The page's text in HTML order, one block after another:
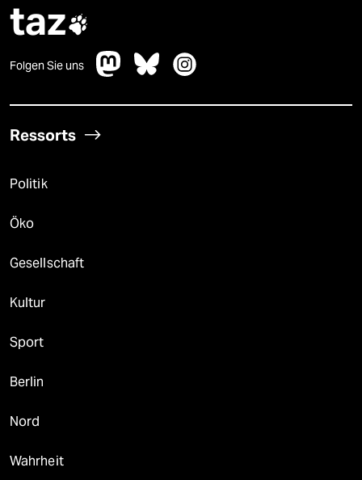
taz
Folgen Sie uns
Ressorts
Politik
Öko
Gesellschaft
Kultur
Sport
Berlin
Nord
Wahrheit